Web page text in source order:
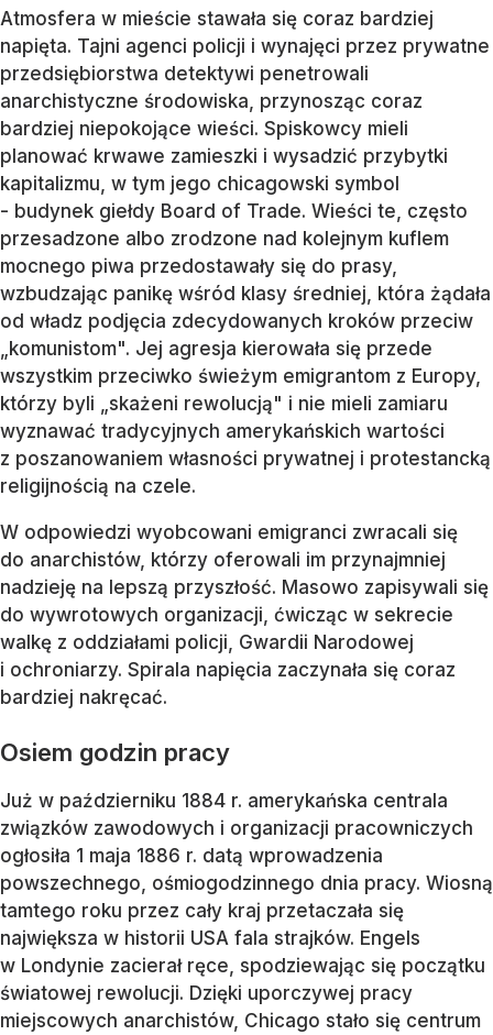
Atmosfera w mieście stawała się coraz bardziej
napięta. Tajni agenci policji i wynajęci przez prywatne
przedsiębiorstwa detektywi penetrowali
anarchistyczne środowiska, przynosząc coraz
bardziej niepokojące wieści. Spiskowcy mieli
planować krwawe zamieszki i wysadzić przybytki
kapitalizmu, w tym jego chicagowski symbol
- budynek giełdy Board of Trade. Wieści te, często
przesadzone albo zrodzone nad kolejnym kuflem
mocnego piwa przedostawały się do prasy,
wzbudzając panikę wśród klasy średniej, która żądała
od władz podjęcia zdecydowanych kroków przeciw
„komunistom". Jej agresja kierowała się przede
wszystkim przeciwko świeżym emigrantom z Europy,
którzy byli „skażeni rewolucją" i nie mieli zamiaru
wyznawać tradycyjnych amerykańskich wartości
z poszanowaniem własności prywatnej i protestancką
religijnością na czele.
W odpowiedzi wyobcowani emigranci zwracali się
do anarchistów, którzy oferowali im przynajmniej
nadzieję na lepszą przyszłość. Masowo zapisywali się
do wywrotowych organizacji, ćwicząc w sekrecie
walkę z oddziałami policji, Gwardii Narodowej
i ochroniarzy. Spirala napięcia zaczynała się coraz
bardziej nakręcać.
Osiem godzin pracy
Już w październiku 1884 r. amerykańska centrala
związków zawodowych i organizacji pracowniczych
ogłosiła 1 maja 1886 r. datą wprowadzenia
powszechnego, ośmiogodzinnego dnia pracy. Wiosną
tamtego roku przez cały kraj przetaczała się
największa w historii USA fala strajków. Engels
w Londynie zacierał ręce, spodziewając się początku
światowej rewolucji. Dzięki uporczywej pracy
miejscowych anarchistów, Chicago stało się centrum